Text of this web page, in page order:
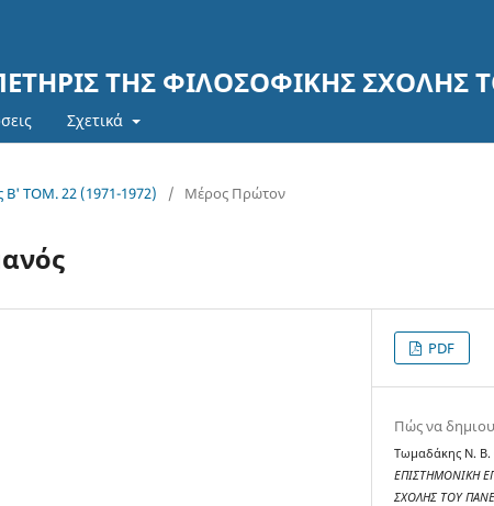
ΤΗΣ ΦΙΛΟΣΟΦΙΚΗΣ
Σχετικά
Β' ΤΟΜ. 22 (1971-1972) / Μέρος Πρώτον
PDF
Πώς να
Τωμαδάκης Ν. Β.
ΕΠΙΣΤΗΜΟΝΙΚΗ
ΣΧΟΛΗΣ ΤΟΥ